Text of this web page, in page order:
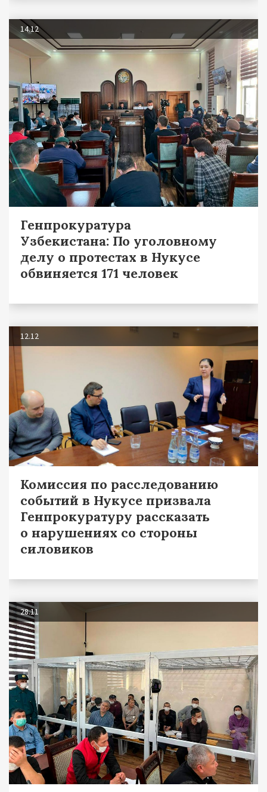
14.12
Генпрокуратура
Узбекистана: По уголовному
делу о протестах в Нукусе
обвиняется 171 человек
12.12
Комиссия по расследованию
событий в Нукусе призвала
Генпрокуратуру рассказать
о нарушениях со стороны
силовиков
28.11